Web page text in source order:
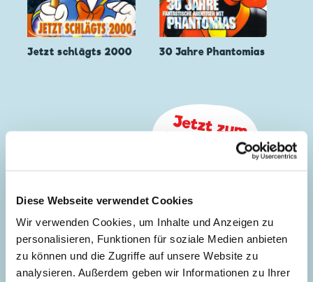
Diese Webseite verwendet Cookies
Wir verwenden Cookies, um Inhalte und Anzeigen zu
personalisieren, Funktionen für soziale Medien anbieten
zu können und die Zugriffe auf unsere Website zu
analysieren. Außerdem geben wir Informationen zu Ihrer
Jetzt schlägts 2000 30 Jahre Phantomias